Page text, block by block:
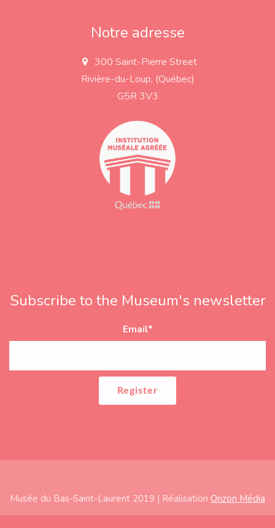
Notre adresse
a
d
300 Saint-Pierre Street
Rivière-du-Loup, (Québec)
G5R 3V3
Subscribe to the Museum's newsletter
Email*
Musée du Bas-Saint-Laurent 2019 | Réalisation Orizon Média
Subfooter